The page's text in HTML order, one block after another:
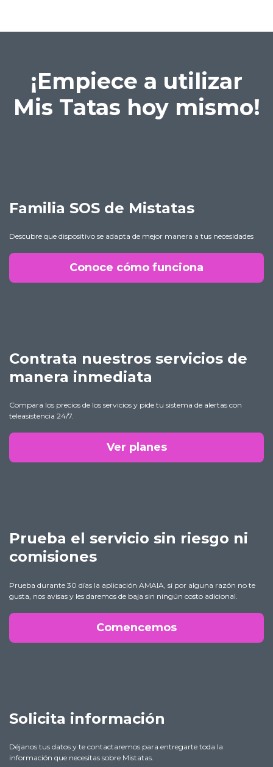
¡Empiece a utilizar
Mis Tatas hoy mismo!
Familia SOS de Mistatas
Descubre que dispositivo se adapta de mejor manera a tus necesidades
Conoce cómo funciona
Contrata nuestros servicios de
manera inmediata
Compara los precios de los servicios y pide tu sistema de alertas con
teleasistencia 24/7.
Ver planes
Prueba el servicio sin riesgo ni
comisiones
Prueba durante 30 días la aplicación AMAIA, si por alguna razón no te
gusta, nos avisas y les daremos de baja sin ningún costo adicional.
Comencemos
Solicita información
Déjanos tus datos y te contactaremos para entregarte toda la
información que necesitas sobre Mistatas.